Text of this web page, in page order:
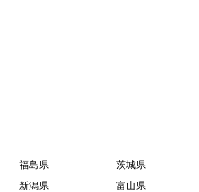
福島県
茨城県
新潟県
富山県